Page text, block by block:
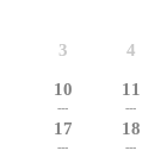
3 4
10
---
11
---
17
---
18
---